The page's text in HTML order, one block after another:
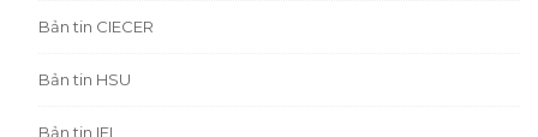
Bản tin CIECER
Bản tin HSU
Bản tin IEI